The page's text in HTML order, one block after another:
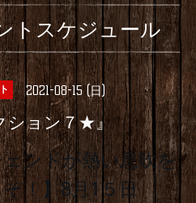
トスケジュール
2021-08-15 (日)
ション７★』
ンドが熱い息吹を
！】8月1５日